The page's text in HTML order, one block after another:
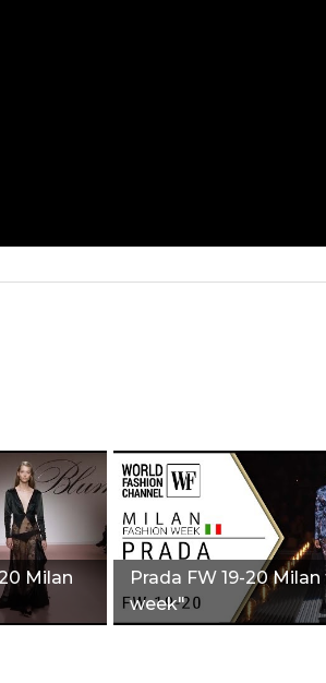
Milan
Prada FW 19-20
week"